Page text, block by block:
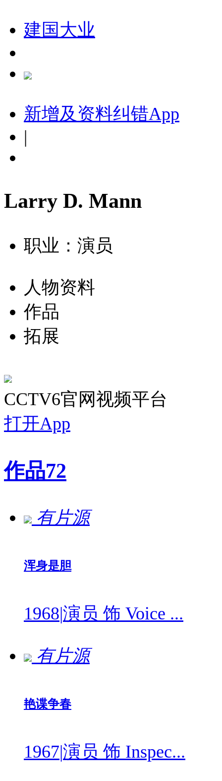
建国大业
新增及资料纠错App
|
Larry D. Mann
职业：演员
人物资料
作品
拓展
CCTV6官网视频平台
打开App
作品72
有片源
浑身是胆
1968|演员 饰 Voice ...
有片源
艳谍争春
1967|演员 饰 Inspec...